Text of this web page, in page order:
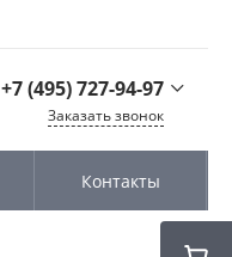
+7 (495) 727-94-97
Заказать звонок
Контакты